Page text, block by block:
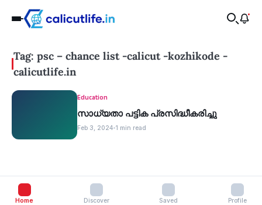
Tag: psc – chance list -calicut -kozhikode -
calicutlife.in
Education
സാധ്യതാ പട്ടിക പ്രസിദ്ധീകരിച്ചു
Feb 3, 2024 1 min read
Home Discover Saved Profile